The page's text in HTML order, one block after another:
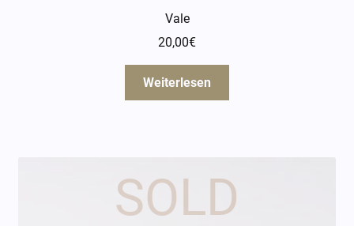
Vale
20,00€
Weiterlesen